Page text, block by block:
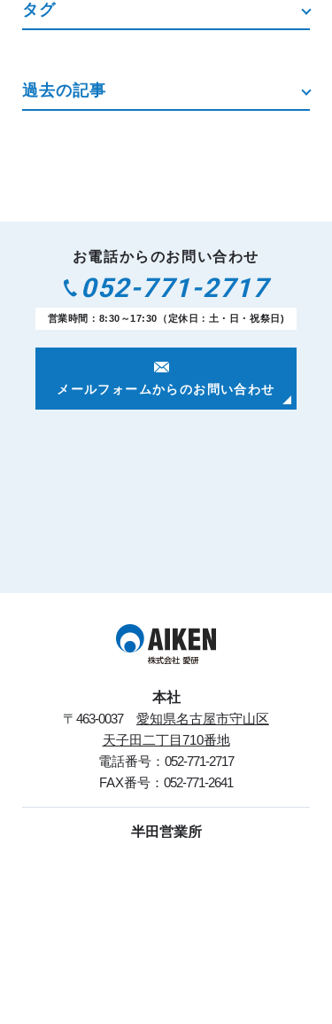
タグ
過去の記事
お電話からのお問い合わせ
052-771-2717
営業時間：8:30～17:30（定休日：土・日・祝祭日)
メールフォームからのお問い合わせ
本社
〒463-0037
愛知県名古屋市守山区
天子田二丁目710番地
電話番号：052-771-2717
FAX番号：052-771-2641
半田営業所